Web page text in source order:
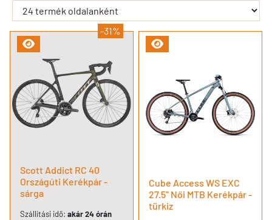
-31%
Scott Addict RC 40
Országúti Kerékpár -
sárga
Szállítási idő: akár 24 órán
Cube Access WS EXC
27.5" Női MTB Kerékpár -
türkiz